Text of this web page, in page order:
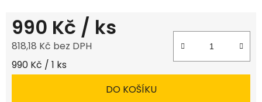
990 Kč / ks
818,18 Kč bez DPH
Měrná cena:
990 Kč / 1 ks
DO KOŠÍKU